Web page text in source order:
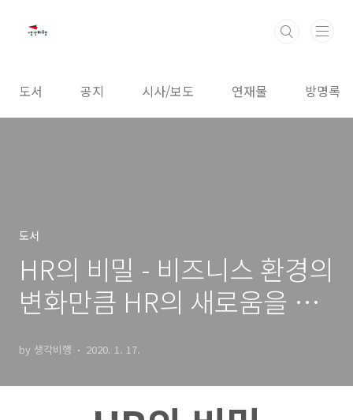
도서 공지 시사/보도 연재물 방명록
도서
HR의 비밀 - 비즈니스 환경의
변화만큼 HR의 새로움을 추
by 생각비행 2020. 1. 17.